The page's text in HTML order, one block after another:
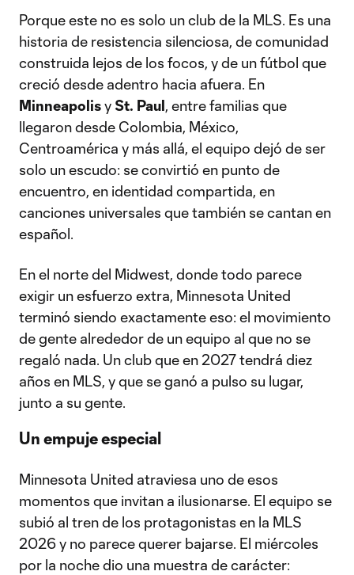
Porque este no es solo un club de la MLS. Es una
historia de resistencia silenciosa, de comunidad
construida lejos de los focos, y de un fútbol que
creció desde adentro hacia afuera. En
Minneapolisy St. Paul, entre familias que
llegaron desde Colombia, México,
Centroamérica y más allá, el equipo dejó de ser
solo un escudo: se convirtió en punto de
encuentro, en identidad compartida, en
canciones universales que también se cantan en
español.
En el norte del Midwest, donde todo parece
exigir un esfuerzo extra, Minnesota United
terminó siendo exactamente eso: el movimiento
de gente alrededor de un equipo al que no se
regaló nada. Un club que en 2027 tendrá diez
años en MLS, y que se ganó a pulso su lugar,
junto a su gente.
Un empuje especial
Minnesota United atraviesa uno de esos
momentos que invitan a ilusionarse. El equipo se
subió al tren de los protagonistas en la MLS
2026 y no parece querer bajarse. El miércoles
por la noche dio una muestra de carácter: